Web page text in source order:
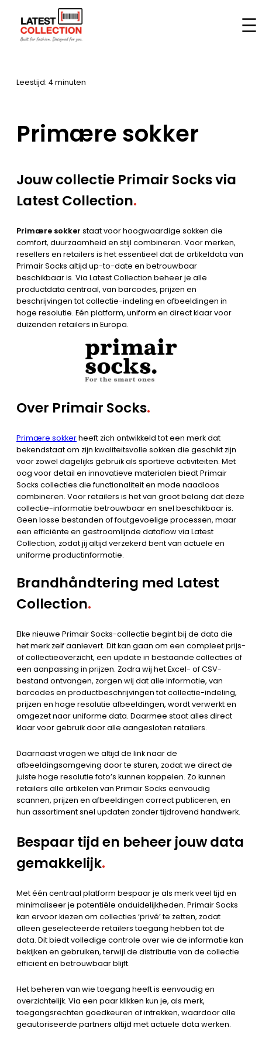
indhold
Hjem– Mærker–
Leestijd: 4 minuten
Primære sokker
Jouw collectie Primair Socks via
Latest Collection.
Primære sokker staat voor hoogwaardige sokken die
comfort, duurzaamheid en stijl combineren. Voor merken,
resellers en retailers is het essentieel dat de artikeldata van
Primair Socks altijd up-to-date en betrouwbaar
beschikbaar is. Via Latest Collection beheer je alle
productdata centraal, van barcodes, prijzen en
beschrijvingen tot collectie-indeling en afbeeldingen in
hoge resolutie. Eén platform, uniform en direct klaar voor
duizenden retailers in Europa.
Over Primair Socks.
Primære sokkerheeft zich ontwikkeld tot een merk dat
bekendstaat om zijn kwaliteitsvolle sokken die geschikt zijn
voor zowel dagelijks gebruik als sportieve activiteiten. Met
oog voor detail en innovatieve materialen biedt Primair
Socks collecties die functionaliteit en mode naadloos
combineren. Voor retailers is het van groot belang dat deze
collectie-informatie betrouwbaar en snel beschikbaar is.
Geen losse bestanden of foutgevoelige processen, maar
een efficiënte en gestroomlijnde dataflow via Latest
Collection, zodat jij altijd verzekerd bent van actuele en
uniforme productinformatie.
Brandhåndtering med Latest
Collection.
Elke nieuwe Primair Socks-collectie begint bij de data die
het merk zelf aanlevert. Dit kan gaan om een compleet prijs-
of collectieoverzicht, een update in bestaande collecties of
een aanpassing in prijzen. Zodra wij het Excel- of CSV-
bestand ontvangen, zorgen wij dat alle informatie, van
barcodes en productbeschrijvingen tot collectie-indeling,
prijzen en hoge resolutie afbeeldingen, wordt verwerkt en
omgezet naar uniforme data. Daarmee staat alles direct
klaar voor gebruik door alle aangesloten retailers.
Daarnaast vragen we altijd de link naar de
afbeeldingsomgeving door te sturen, zodat we direct de
juiste hoge resolutie foto’s kunnen koppelen. Zo kunnen
retailers alle artikelen van Primair Socks eenvoudig
scannen, prijzen en afbeeldingen correct publiceren, en
hun assortiment snel updaten zonder tijdrovend handwerk.
Bespaar tijd en beheer jouw data
gemakkelijk.
Met één centraal platform bespaar je als merk veel tijd en
minimaliseer je potentiële onduidelijkheden. Primair Socks
kan ervoor kiezen om collecties ‘privé’ te zetten, zodat
alleen geselecteerde retailers toegang hebben tot de
data. Dit biedt volledige controle over wie de informatie kan
bekijken en gebruiken, terwijl de distributie van de collectie
efficiënt en betrouwbaar blijft.
Het beheren van wie toegang heeft is eenvoudig en
overzichtelijk. Via een paar klikken kun je, als merk,
toegangsrechten goedkeuren of intrekken, waardoor alle
geautoriseerde partners altijd met actuele data werken.